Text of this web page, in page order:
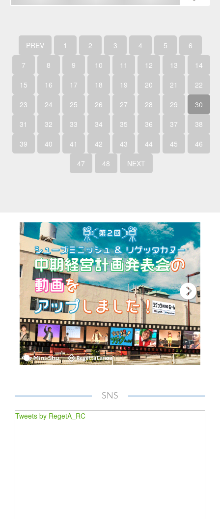
PREV 1 2 3 4 5
6
7
8 9 10 11 12 13
14
15
16 17 18 19 20 21
22
23
24 25 26 27 28 29
30
31
32 33 34 35 36 37
38
39
40 41 42 43 44 45
46
47
48 NEXT
SNS
Tweets by RegetA_RC